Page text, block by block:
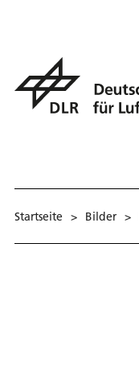
Startseite > Bilder >